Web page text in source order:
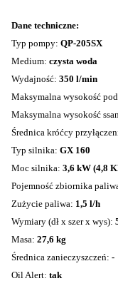
Dane techniczne:
Typ pompy: QP-205SX
Medium: czysta woda
Wydajność: 350 l/min
Maksymalna wysokość
Maksymalna wysokość
Średnica króćcy
Typ silnika: GX 160
Moc silnika: 3,6 kW (4,8
Pojemność zbiornika
Zużycie paliwa: 1,5 l/h
Wymiary (dł x szer x wys):
Masa: 27,6 kg
Średnica zanieczyszczeń: -
Oil Alert: tak